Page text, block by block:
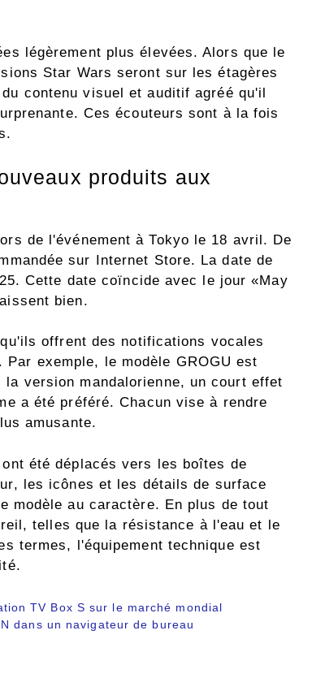
légèrement plus élevées. Alors que le
Star Wars seront sur les étagères
contenu visuel et auditif agréé qu'il
Ces écouteurs sont à la fois
produits aux
de l'événement à Tokyo le 18 avril. De
sur Internet Store. La date de
Cette date coïncide avec le jour «May
bien.
offrent des notifications vocales
exemple, le modèle GROGU est
version mandalorienne, un court effet
a été préféré. Chacun vise à rendre
amusante.
été déplacés vers les boîtes de
les icônes et les détails de surface
modèle au caractère. En plus de tout
telles que la résistance à l'eau et le
termes, l'équipement technique est
TV Box S sur le marché mondial
dans un navigateur de bureau